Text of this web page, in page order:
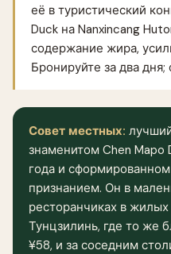
её в туристический
Duck на Nanxincang
содержание жира,
Бронируйте за два дня;
Совет местных:
знаменитом Chen Mapo
года и
признанием. Он в
ресторанчиках в жилых
Тунцзилинь, где то же
¥58, и за соседним